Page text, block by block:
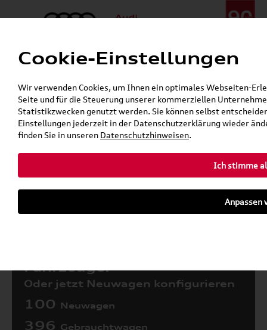
Menü
24h-Pannenhilfe:+49 (0)171 / 870 72 87
Öffnet in 1 Stunden, 5 Minuten
Verkauf:Mo. - Fr. 08:00 - 19:00 Uhr Sa. 09:00 - 13:00 Uhr
Service:Mo. - Fr. 06:00 - 20:00 Uhr Sa. 08:00 - 13:00 Uhr
Zurück zur Startseite
Fahrzeuge:
Oder jetzt Neuwagen konfigurieren
100 Neuwagen
396 Gebrauchtwagen
Cookie-Einstellungen
Wir verwenden Cookies, um Ihnen ein optimales Webseiten-
Seite und für die Steuerung unserer kommerziellen
Statistikzwecken genutzt werden. Sie können selbst
Einstellungen jederzeit in der Datenschutzerklärung wieder
finden Sie in unseren Datenschutzhinweisen.
Ich stimme
Anpassen